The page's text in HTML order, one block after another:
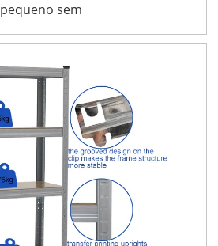
pequeno sem
parafusos